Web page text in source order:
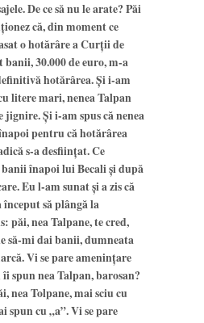
De ce să nu le arate? Păi
că, din moment ce
o hotărâre a Curţii de
banii, 30.000 de euro, m-a
hotărârea. Şi i-am
litere mari, nenea Talpan
jignire.Şi i-am spus că nenea
pentru că hotărârea
s-a desfiinţat. Ce
înapoi lui Becali şi după
Eu l-am sunat şi a zis că
început să plângă la
păi, nea Talpane, te cred,
să-mi dai banii, dumneata
Vi se pare ameninţare
spun nea Talpan, barosan?
nea Tolpane, mai sciu cu
spun cu „a”. Vi se pare